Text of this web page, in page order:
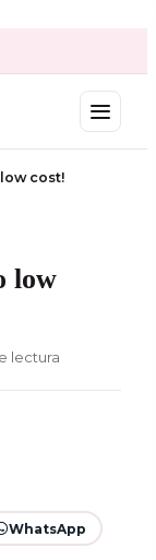
cost!
low
lectura
WhatsApp